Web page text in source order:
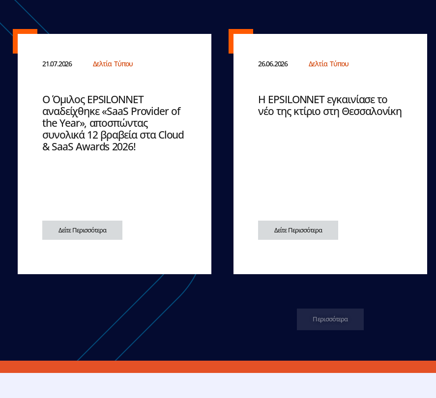
21.07.2026 Δελτία Τύπου
Ο Όμιλος EPSILONNET
αναδείχθηκε «SaaS Provider of
the Year», αποσπώντας
συνολικά 12 βραβεία στα Cloud
& SaaS Awards 2026!
Δείτε Περισσότερα
26.06.2026 Δελτία Τύπου
Η EPSILONNET εγκαινίασε το
νέο της κτίριο στη Θεσσαλονίκη
Δείτε Περισσότερα
Περισσότερα